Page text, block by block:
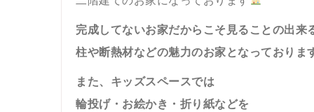
完成してないお家だからこそ見ることの出来る
柱や断熱材などの魅力のお家となっておりま
また、キッズスペースでは
輪投げ・お絵かき・折り紙などを